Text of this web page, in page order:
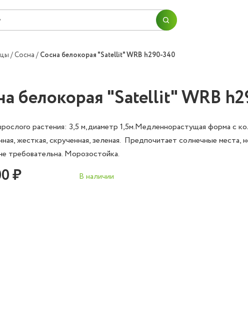
Сосна Сосна белокорая "Satellit" WRB h290-340
белокорая "Satellit" WRB
растения: 3,5 м,диаметр 1,5м.Медленнорастущая форма с
жесткая, скрученная, зеленая. Предпочитает солнечные места,
требовательна. Морозостойка.
₽ В наличии
КОРЗИНУ
ПРОДОЛЖИТЬ ПОКУПКИ
наобработку персональных данных
ОК